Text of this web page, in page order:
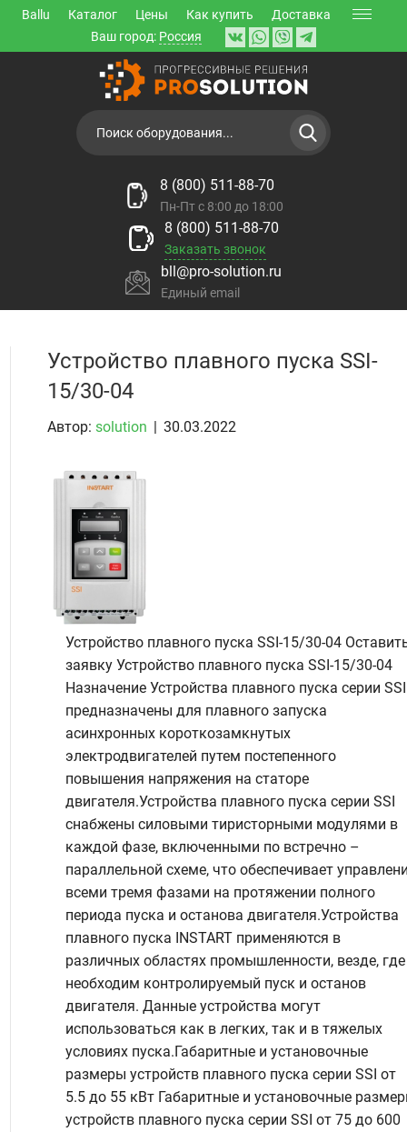
Ballu Каталог Цены Как купить
Доставка
Ваш город: Россия
8 (800) 511-88-70
Пн-Пт с 8:00 до 18:00
8 (800) 511-88-70
Заказать звонок
bll@pro-solution.ru
Единый email
Устройство плавного пуска SSI-
15/30-04
Автор: solution | 30.03.2022
Устройство плавного пуска SSI-15/30-04
заявку Устройство плавного пуска SSI-15/30-04
Назначение Устройства плавного пуска серии SSI
предназначены для плавного запуска
асинхронных короткозамкнутых
электродвигателей путем постепенного
повышения напряжения на статоре
двигателя.Устройства плавного пуска серии SSI
снабжены силовыми тиристорными модулями в
каждой фазе, включенными по встречно –
параллельной схеме, что обеспечивает
всеми тремя фазами на протяжении полного
периода пуска и останова двигателя.Устройства
плавного пуска INSTART применяются в
различных областях промышленности, везде, где
необходим контролируемый пуск и останов
двигателя. Данные устройства могут
использоваться как в легких, так и в тяжелых
условиях пуска.Габаритные и установочные
размеры устройств плавного пуска серии SSI от
5.5 до 55 кВт Габаритные и установочные
устройств плавного пуска серии SSI от 75 до 600